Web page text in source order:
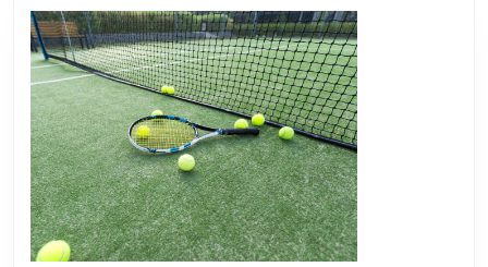
d’engager
la
rénovation
d’un
court
de
tennis
à